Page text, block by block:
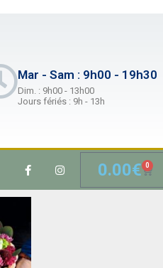
Mar - Sam : 9h00 - 19h30
Dim. : 9h00 - 13h00
Jours fériés : 9h - 13h
0.00€ 0